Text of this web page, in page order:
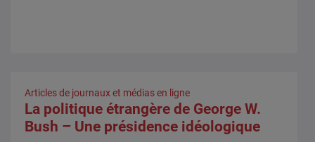
Articles de journaux et médias en ligne
La politique étrangère de George W.
Bush – Une présidence idéologique